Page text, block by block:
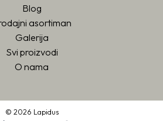
Blog
asortiman
Galerija
Svi proizvodi
O nama
© 2026 Lapidus